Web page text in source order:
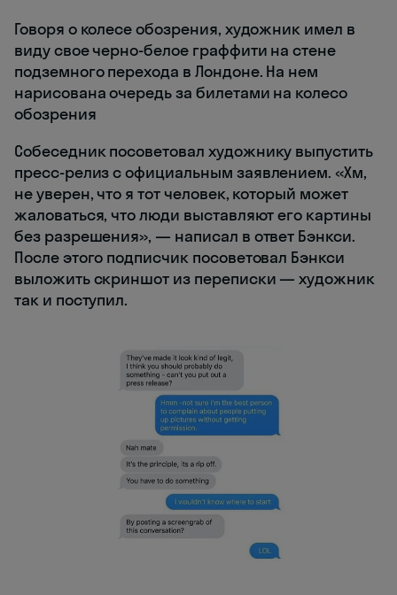
Говоря о колесе обозрения, художник имел в
виду свое черно-белое граффити на стене
подземного перехода в Лондоне. На нем
нарисована очередь за билетами на колесо
обозрения
Собеседник посоветовал художнику выпустить
пресс-релиз с официальным заявлением. «Хм,
не уверен, что я тот человек, который может
жаловаться, что люди выставляют его картины
без разрешения», — написал в ответ Бэнкси.
После этого подписчик посоветовал Бэнкси
выложить скриншот из переписки — художник
так и поступил.